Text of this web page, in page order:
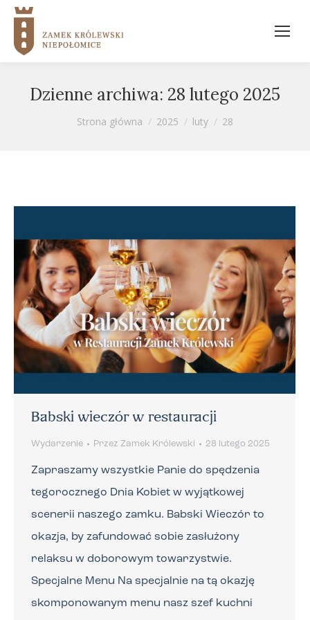
Dzienne archiwa: 28 lutego 2025
Jesteś tutaj:
Strona główna 2025 luty 28
Babski wieczór w restauracji
Wydarzenie Przez Zamek Królewski 28 lutego 2025
Zapraszamy wszystkie Panie do spędzenia
tegorocznego Dnia Kobiet w wyjątkowej
scenerii naszego zamku. Babski Wieczór to
okazja, by zafundować sobie zasłużony
relaksu w doborowym towarzystwie.
Specjalne Menu Na specjalnie na tą okazję
skomponowanym menu nasz szef kuchni